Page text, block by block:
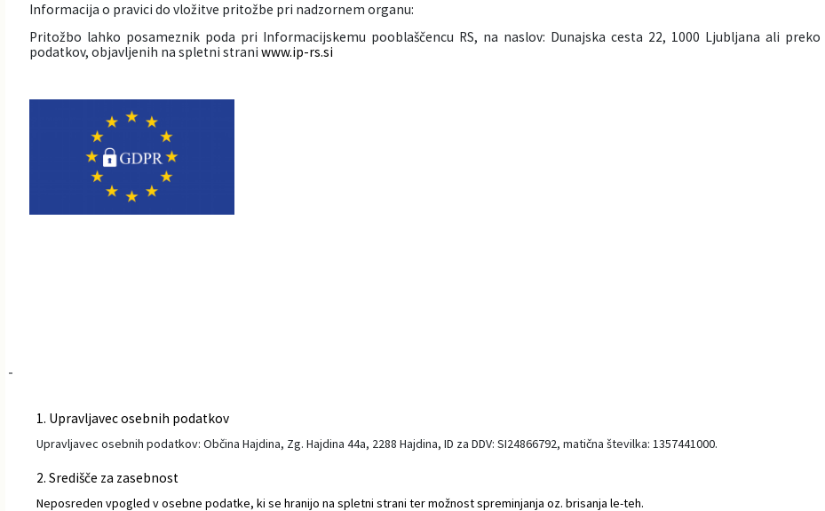
Informacija o pravici do vložitve pritožbe pri nadzornem organu:
Pritožbo lahko posameznik poda pri Informacijskemu pooblaščencu RS, na naslov: Dunajska cesta 22, 1000 Ljubljana ali
podatkov, objavljenih na spletni strani www.ip-rs.si
-
1. Upravljavec osebnih podatkov
Upravljavec osebnih podatkov: Občina Hajdina, Zg. Hajdina 44a, 2288 Hajdina, ID za DDV: SI24866792, matična številka: 1357441000.
2. Središče za zasebnost
Neposreden vpogled v osebne podatke, ki se hranijo na spletni strani ter možnost spreminjanja oz. brisanja le-teh.